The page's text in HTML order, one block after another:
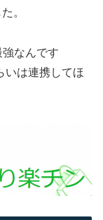
。
なんです
いは連携してほ